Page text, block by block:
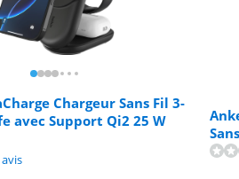
Chargeur Sans Fil 3-
avec Support Qi2 25 W
sur 10, basée sur 6 avis.